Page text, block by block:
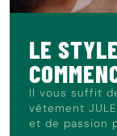
LE STYLE
Il vous suffit
vêtement
et de passion